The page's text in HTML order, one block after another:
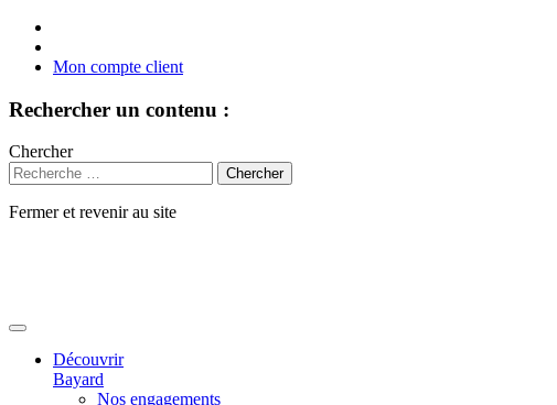
Mon compte client
Rechercher un contenu :
Chercher
Fermer et revenir au site
Découvrir
Bayard
Nos engagements